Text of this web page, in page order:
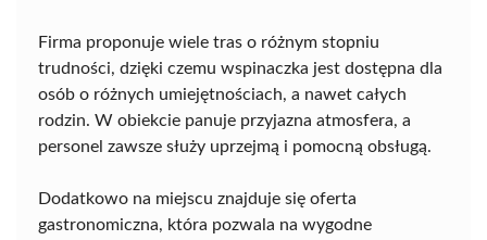
Firma proponuje wiele tras o różnym stopniu
trudności, dzięki czemu wspinaczka jest dostępna dla
osób o różnych umiejętnościach, a nawet całych
rodzin. W obiekcie panuje przyjazna atmosfera, a
personel zawsze służy uprzejmą i pomocną obsługą.
Dodatkowo na miejscu znajduje się oferta
gastronomiczna, która pozwala na wygodne